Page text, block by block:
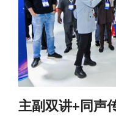
主副双讲+同声